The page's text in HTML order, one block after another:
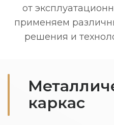
от
применяем
решения и
каркас